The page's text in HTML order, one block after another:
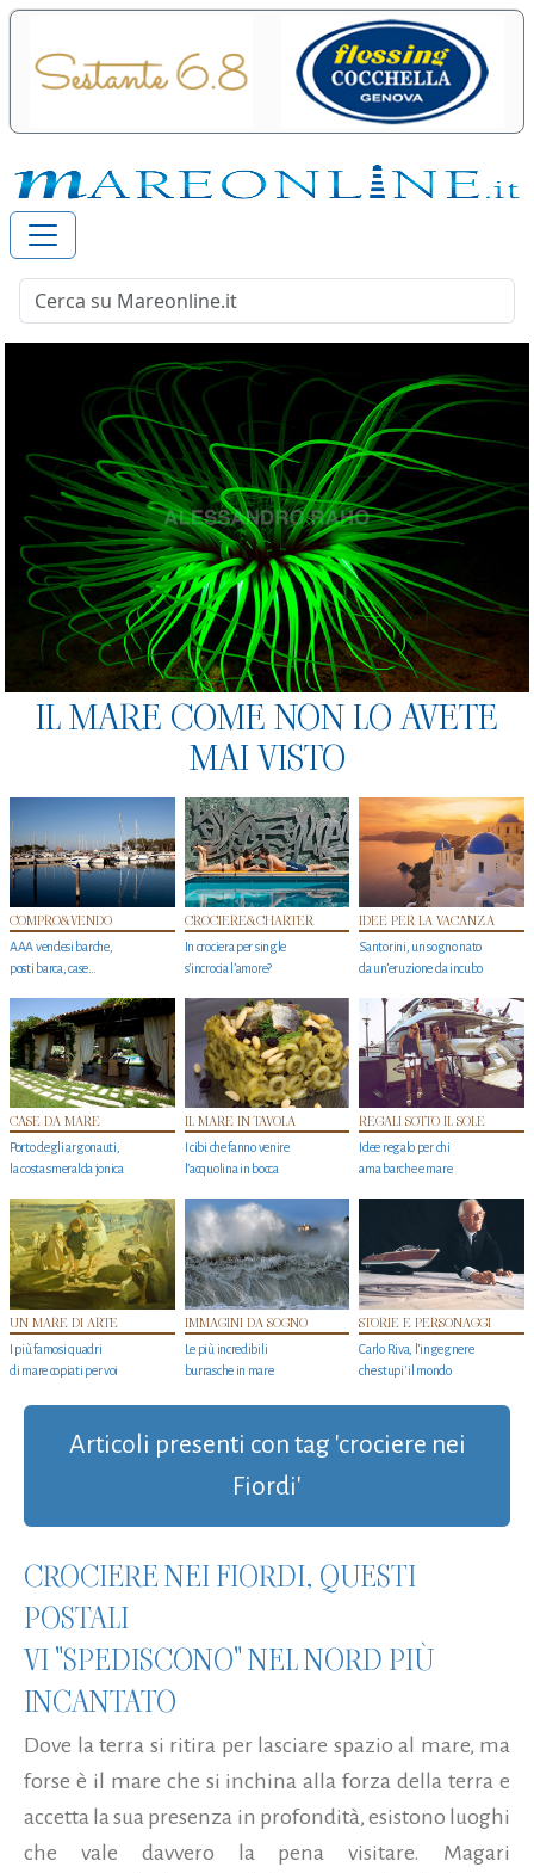
IL MARE COME NON LO AVETE
MAI VISTO
COMPRO&VENDO
AAA vendesi barche,
posti barca, case…
CROCIERE&CHARTER
In crociera per single
s'incrocia l’amore?
IDEE PER LA VACANZA
Santorini, un sogno nato
da un’eruzione da incubo
CASE DA MARE
Porto degli argonauti,
la costa smeralda jonica
IL MARE IN TAVOLA
I cibi che fanno venire
l’acquolina in bocca
REGALI SOTTO IL SOLE
Idee regalo per chi
ama barche e mare
UN MARE DI ARTE
I più famosi quadri
di mare copiati per voi
IMMAGINI DA SOGNO
Le più incredibili
burrasche in mare
STORIE E PERSONAGGI
Carlo Riva, l’ingegnere
che stupi' il mondo
Articoli presenti con tag 'crociere nei
Fiordi'
CROCIERE NEI FIORDI, QUESTI
POSTALI
VI "SPEDISCONO" NEL NORD PIÙ
INCANTATO
Dove la terra si ritira per lasciare spazio al mare, ma
forse è il mare che si inchina alla forza della terra e
accetta la sua presenza in profondità, esistono luoghi
che vale davvero la pena visitare. Magari